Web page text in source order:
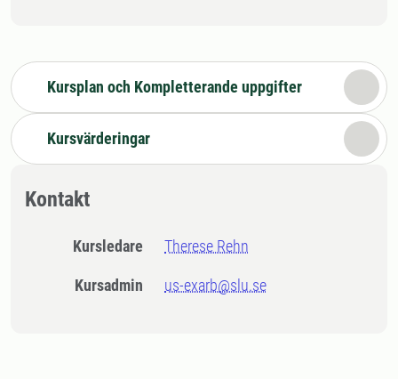
Kursplan och Kompletterande uppgifter
Kursvärderingar
Kontakt
Kursledare Therese Rehn
Kursadmin us-exarb@slu.se